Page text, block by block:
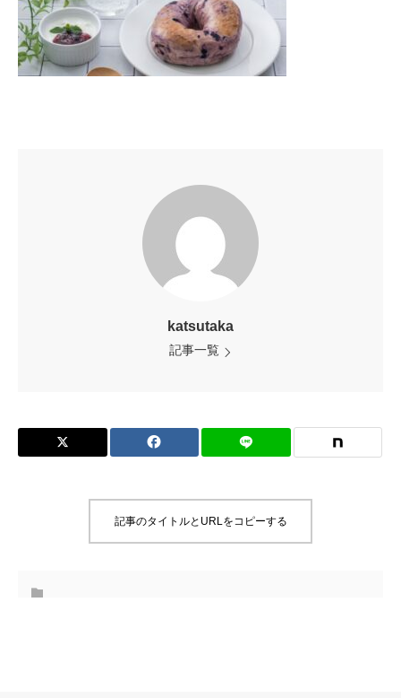
katsutaka
記事一覧
記事のタイトルとURLをコピーする